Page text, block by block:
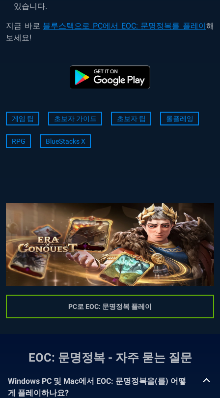
있습니다.
지금 바로 블루스택으로 PC에서 EOC: 문명정복를 플레이해
보세요!
게임 팁 초보자 가이드 초보자 팁 롤플레잉
RPG BlueStacks X
PC로 EOC: 문명정복 플레이
EOC: 문명정복 - 자주 묻는 질문
Windows PC 및 Mac에서 EOC: 문명정복을(를) 어떻
게 플레이하나요?